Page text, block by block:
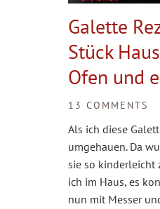
Galette
Stück
Ofen und
13 COMMENTS
Als ich diese
umgehauen. Da
sie so kinderleicht
ich im Haus, es
nun mit Messer